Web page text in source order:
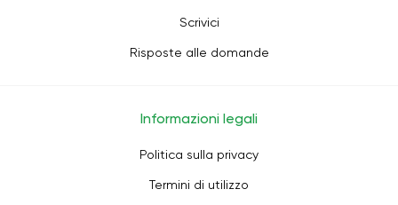
Scrivici
Risposte alle domande
Informazioni legali
Politica sulla privacy
Termini di utilizzo